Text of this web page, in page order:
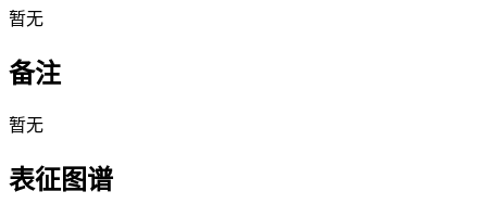
暂无
备注
暂无
表征图谱